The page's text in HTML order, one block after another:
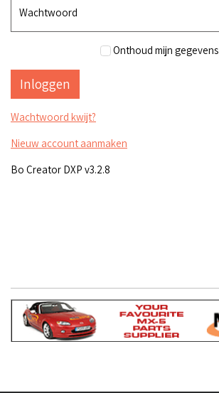
Wachtwoord
Onthoud mijn gegevens
Wachtwoord kwijt?
Nieuw account aanmaken
Bo Creator DXP v3.2.8